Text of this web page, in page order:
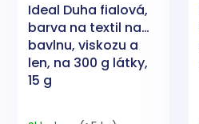
Ideal Duha fialová,
barva na textil na
bavlnu, viskozu a
len, na 300 g látky,
15 g